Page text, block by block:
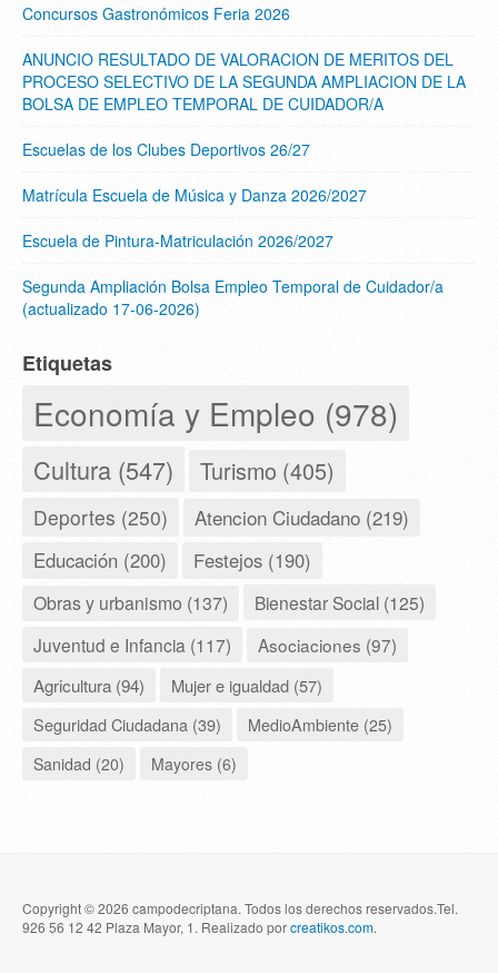
Concursos Gastronómicos Feria 2026
ANUNCIO RESULTADO DE VALORACION DE MERITOS DEL
PROCESO SELECTIVO DE LA SEGUNDA AMPLIACION DE LA
BOLSA DE EMPLEO TEMPORAL DE CUIDADOR/A
Escuelas de los Clubes Deportivos 26/27
Matrícula Escuela de Música y Danza 2026/2027
Escuela de Pintura-Matriculación 2026/2027
Segunda Ampliación Bolsa Empleo Temporal de Cuidador/a
(actualizado 17-06-2026)
Etiquetas
Economía y Empleo (978)
Cultura (547) Turismo (405)
Deportes (250) Atencion Ciudadano (219)
Educación (200) Festejos (190)
Obras y urbanismo (137)
Bienestar Social (125)
Juventud e Infancia (117)
Asociaciones (97)
Agricultura (94)
Mujer e igualdad (57)
Seguridad Ciudadana (39)
MedioAmbiente (25)
Sanidad (20)
Mayores (6)
Copyright © 2026 campodecriptana. Todos los derechos reservados.Tel.
926 56 12 42 Plaza Mayor, 1. Realizado porcreatikos.com.